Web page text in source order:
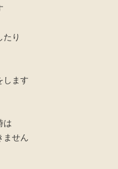
たり
します
は
ません